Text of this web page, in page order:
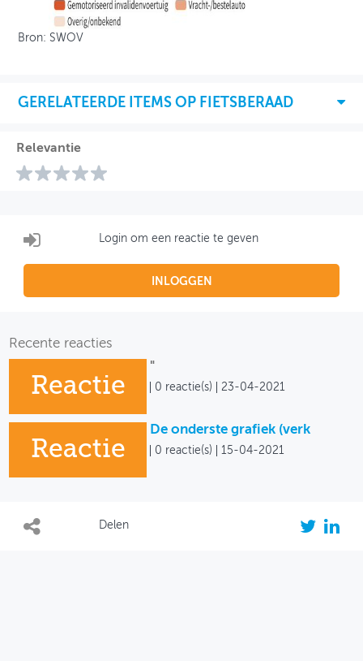
Bron: SWOV
GERELATEERDE ITEMS OP FIETSBERAAD
Relevantie
Login om een reactie te geven
INLOGGEN
Recente reacties
Reactie
"
0 reactie(s) 23-04-2021
Reactie
De onderste grafiek (verk
0 reactie(s) 15-04-2021
Delen